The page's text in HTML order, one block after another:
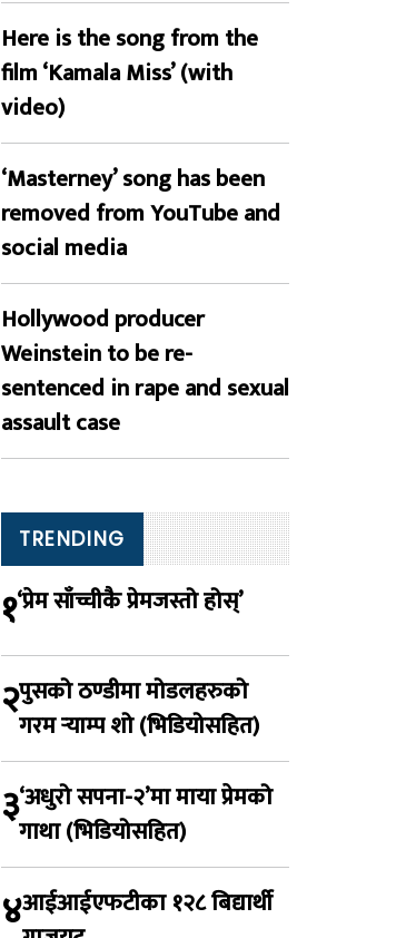
Here is the song from the
film ‘Kamala Miss’ (with
video)
‘Masterney’ song has been
removed from YouTube and
social media
Hollywood producer
Weinstein to be re-
sentenced in rape and sexual
assault case
TRENDING
१‘प्रेम साँच्चीकै प्रेमजस्तो होस्’
२पुसको ठण्डीमा मोडलहरुको
गरम र्‍याम्प शो (भिडियोसहित)
३‘अधुरो सपना-२’मा माया प्रेमको
गाथा (भिडियोसहित)
४आईआईएफटीका १२८ बिद्यार्थी